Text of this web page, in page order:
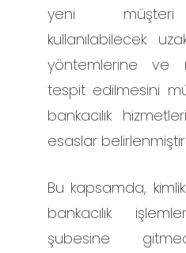
yeni müşteri
kullanılabilecek
yöntemlerine ve
tespit edilmesini
bankacılık
esaslar belirlenmiştir.
Bu kapsamda,
bankacılık
şubesine